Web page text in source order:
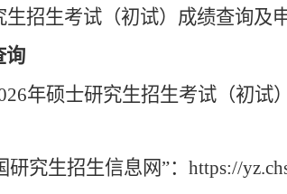
生招生考试（初试）成绩查询及
询
6年硕士研究生招生考试（初试
研究生招生信息网”：https://